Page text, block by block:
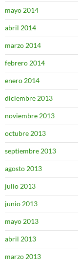
mayo 2014
abril 2014
marzo 2014
febrero 2014
enero 2014
diciembre 2013
noviembre 2013
octubre 2013
septiembre 2013
agosto 2013
julio 2013
junio 2013
mayo 2013
abril 2013
marzo 2013